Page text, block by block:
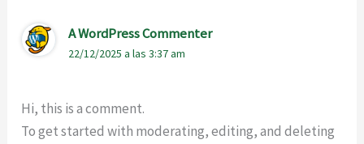
A WordPress Commenter
22/12/2025 a las 3:37 am
Hi, this is a comment.
To get started with moderating, editing, and deleting